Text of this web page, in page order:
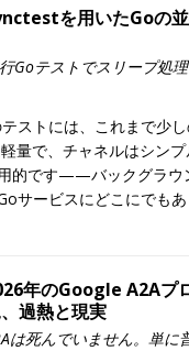
を用いたGoの
Goテストでスリープ処
ストには、これまで少
量で、チャネルはシン
的です——バックグラウ
サービスにどこにでもあ
年のGoogle A2Aプ
過熱と現実
は死んでいません。単に